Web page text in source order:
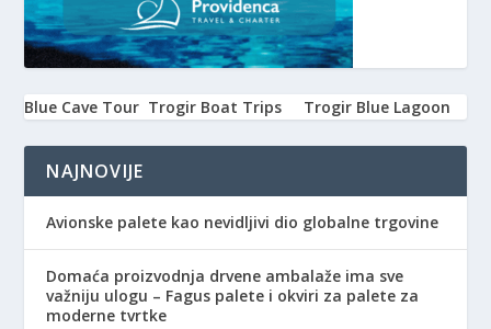
Blue Cave Tour Trogir Boat Trips Trogir Blue Lagoon
NAJNOVIJE
Avionske palete kao nevidljivi dio globalne trgovine
Domaća proizvodnja drvene ambalaže ima sve
važniju ulogu – Fagus palete i okviri za palete za
moderne tvrtke